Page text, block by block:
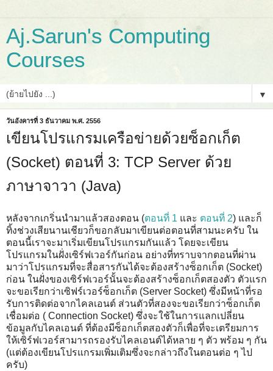
Aj.Sarun's Computing
Courses
▼
วันอังคารที่ 3 ธันวาคม พ.ศ. 2556
เขียนโปรแกรมเครือข่ายด้วยซ็อกเก็ต
(Socket) ตอนที่ 3: TCP Server ด้วย
ภาษาจาวา (Java)
หลังจากเกริ่นนำมาแล้วสองตอน (ตอนที่ 1 และ ตอนที่ 2) และก็
ทิ้งช่วงเสียนานเชียวก็ขอกลับมาเขียนต่อตอนที่สามนะครับ ใน
ตอนนี้เราจะมาเริ่มเขียนโปรแกรมกันแล้ว โดยจะเขียน
โปรแกรมในฝั่งเซิร์ฟเวอร์กันก่อน อย่างที่ทราบจากตอนที่ผ่าน
มาว่าโปรแกรมที่จะสื่อสารกันได้จะต้องสร้างซ็อกเก็ต (Socket)
ก่อน ในฝั่งของเซิร์ฟเวอร์นั้นจะต้องสร้างซ็อกเก็ตสองตัว ตัวแรก
จะขอเรียกว่าเซิฟร์เวอร์ซ็อกเก็ต (Server Socket) ซึ่งมีหน้าที่รอ
รับการติดต่อจากไคลเอนต์ ส่วนตัวที่สองจะขอเรียกว่าซ็อกเก็ต
เชื่อมต่อ ( Connection Socket) ซึ่งจะใช้ในการแลกเปลี่ยน
ข้อมูลกับไคลเอนต์ ที่ต้องมีซ็อกเก็ตสองตัวก็เพื่อที่จะเตรียมการ
ให้เซิร์ฟเวอร์สามารถรองรับไคลเอนต์ได้หลาย ๆ ตัว พร้อม ๆ กัน
(แต่ต้องเขียนโปรแกรมเพิ่มเติมซึ่งจะกล่าวถึงในตอนต่อ ๆ ไป
ครับ)